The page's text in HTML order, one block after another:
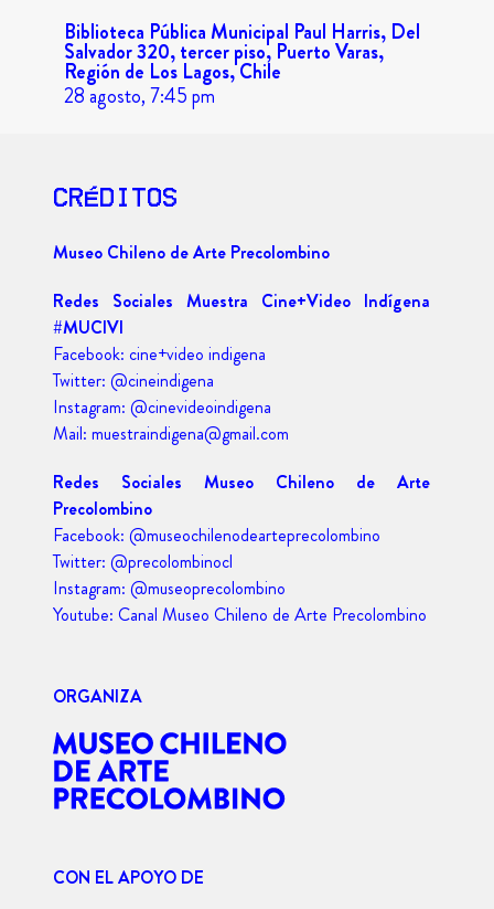
Biblioteca Pública Municipal Paul Harris, Del
Salvador 320, tercer piso, Puerto Varas,
Región de Los Lagos, Chile
28 agosto, 7:45 pm
CRÉDITOS
Museo Chileno de Arte Precolombino
Redes Sociales Muestra Cine+Video Indígena
#MUCIVI
Facebook: cine+video indigena
Twitter: @cineindigena
Instagram: @cinevideoindigena
Mail: muestraindigena@gmail.com
Redes Sociales Museo Chileno de Arte
Precolombino
Facebook: @museochilenodearteprecolombino
Twitter: @precolombinocl
Instagram: @museoprecolombino
Youtube: Canal Museo Chileno de Arte Precolombino
ORGANIZA
CON EL APOYO DE